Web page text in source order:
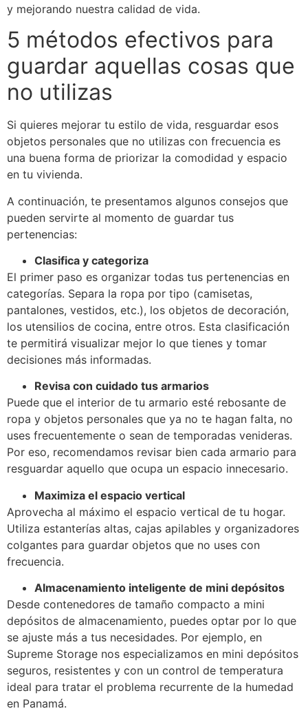
y mejorando nuestra calidad de vida.
5 métodos efectivos para
guardar aquellas cosas que
no utilizas
Si quieres mejorar tu estilo de vida, resguardar esos
objetos personales que no utilizas con frecuencia es
una buena forma de priorizar la comodidad y espacio
en tu vivienda.
A continuación, te presentamos algunos consejos que
pueden servirte al momento de guardar tus
pertenencias:
Clasifica y categoriza
El primer paso es organizar todas tus pertenencias en
categorías. Separa la ropa por tipo (camisetas,
pantalones, vestidos, etc.), los objetos de decoración,
los utensilios de cocina, entre otros. Esta clasificación
te permitirá visualizar mejor lo que tienes y tomar
decisiones más informadas.
Revisa con cuidado tus armarios
Puede que el interior de tu armario esté rebosante de
ropa y objetos personales que ya no te hagan falta, no
uses frecuentemente o sean de temporadas venideras.
Por eso, recomendamos revisar bien cada armario para
resguardar aquello que ocupa un espacio innecesario.
Maximiza el espacio vertical
Aprovecha al máximo el espacio vertical de tu hogar.
Utiliza estanterías altas, cajas apilables y organizadores
colgantes para guardar objetos que no uses con
frecuencia.
Almacenamiento inteligente de mini depósitos
Desde contenedores de tamaño compacto a mini
depósitos de almacenamiento, puedes optar por lo que
se ajuste más a tus necesidades. Por ejemplo, en
Supreme Storage nos especializamos en mini depósitos
seguros, resistentes y con un control de temperatura
ideal para tratar el problema recurrente de la humedad
en Panamá.